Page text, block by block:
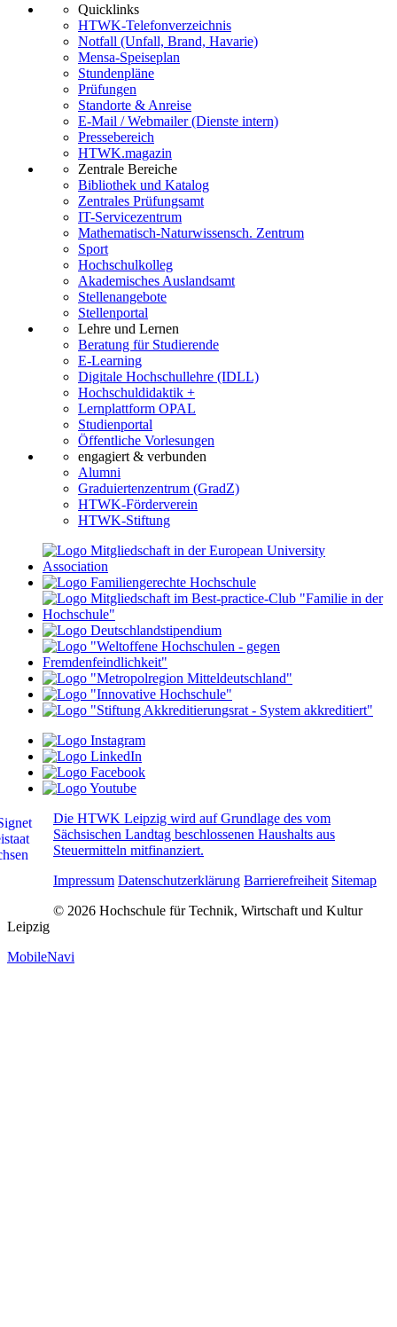
Quicklinks
HTWK-Telefonverzeichnis
Notfall (Unfall, Brand, Havarie)
Mensa-Speiseplan
Stundenpläne
Prüfungen
Standorte & Anreise
E-Mail / Webmailer (Dienste intern)
Pressebereich
HTWK.magazin
Zentrale Bereiche
Bibliothek und Katalog
Zentrales Prüfungsamt
IT-Servicezentrum
Mathematisch-Naturwissensch. Zentrum
Sport
Hochschulkolleg
Akademisches Auslandsamt
Stellenangebote
Stellenportal
Lehre und Lernen
Beratung für Studierende
E-Learning
Digitale Hochschullehre (IDLL)
Hochschuldidaktik +
Lernplattform OPAL
Studienportal
Öffentliche Vorlesungen
engagiert & verbunden
Alumni
Graduiertenzentrum (GradZ)
HTWK-Förderverein
HTWK-Stiftung
Die HTWK Leipzig wird auf Grundlage des vom
Sächsischen Landtag beschlossenen Haushalts aus
Steuermitteln mitfinanziert.
Impressum Datenschutzerklärung Barrierefreiheit Sitemap
© 2026 Hochschule für Technik, Wirtschaft und Kultur
Leipzig
MobileNavi